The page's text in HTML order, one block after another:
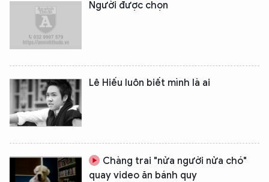
Người được chọn
Lê Hiếu luôn biết mình là ai
Chàng trai "nửa người nửa chó"
quay video ăn bánh quy